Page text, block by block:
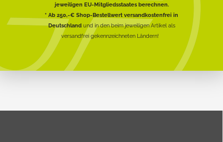
jeweiligen EU-Mitgliedsstaates berechnen.
* Ab 250,-€ Shop-Bestellwert versandkostenfrei in
Deutschlandund in den beim jeweiligen Artikel als
versandfrei gekennzeichneten Ländern!